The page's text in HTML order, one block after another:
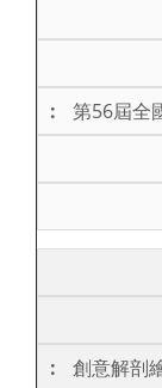
第56屆全
創意解剖